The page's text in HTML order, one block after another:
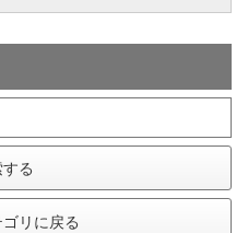
る
ゴリに戻る